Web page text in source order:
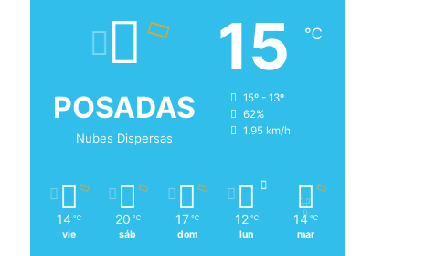
POSADAS
Nubes Dispersas
15 ℃
15º - 13º
62%
1.95 km/h
14 ℃
vie
20 ℃
sáb
17 ℃
dom
12 ℃
lun
14 ℃
mar